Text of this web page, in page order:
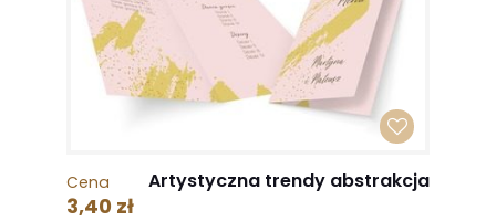
Cena
3,40 zł
Artystyczna trendy abstrakcja